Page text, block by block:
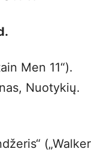
Men 11“).
Nuotykių.
(„Walker